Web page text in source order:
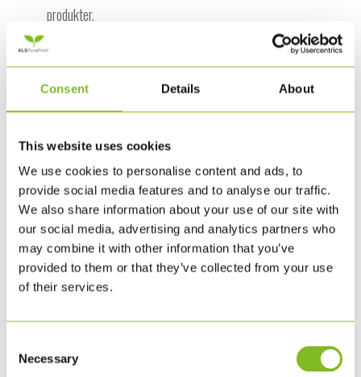
Consent Details About
This website uses cookies
We use cookies to personalise content and ads, to
provide social media features and to analyse our traffic.
We also share information about your use of our site with
our social media, advertising and analytics partners who
may combine it with other information that you’ve
provided to them or that they’ve collected from your use
of their services.
Selection
Necessary
produkter.
Tre stjerner
Genanvendelige komponentmaterialer:
Hovedkomponenterne kan genanvendes, men
mulige.
Miljøkompatible komponentmaterialer: Genanvendelse
er mulig, men nogle stoffer kan påvirke kvaliteten.
Cradle to Cradle Certified® Bronze-certificerede
produkter.
Genanvendelige komponentmaterialer: Produktet kan
ikke genanvendes pga. sammensatte materialer.